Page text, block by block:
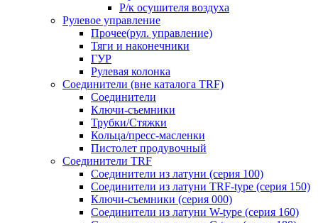
Р/к осушителя воздуха
Рулевое управление
Прочее(рул. управление)
Тяги и наконечники
ГУР
Рулевая колонка
Соединители (вне каталога TRF)
Соединители
Ключи-cъемники
Трубки/Стяжки
Кольца/пресс-масленки
Пистолет продувочный
Соединители TRF
Соединители из латуни (серия 100)
Соединители из латуни TRF-type (серия 150)
Ключи-съемники (серия 000)
Соединители из латуни W-type (серия 160)